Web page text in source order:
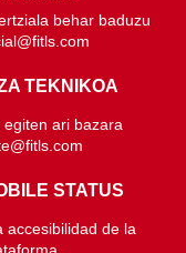
behar baduzu
TEKNIKOA
egiten ari bazara
STATUS
accesibilidad de la